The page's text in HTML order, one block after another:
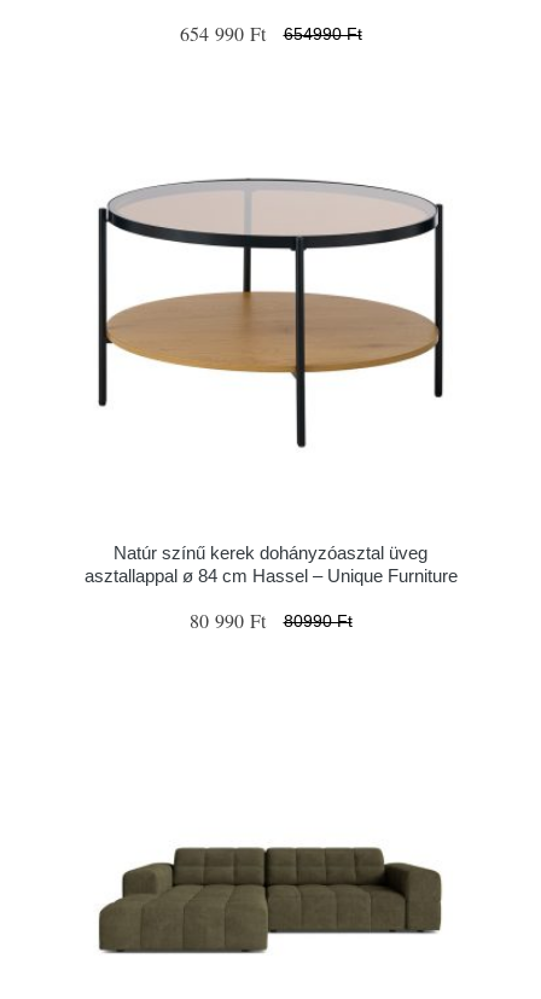
654 990 Ft 654990 Ft
Natúr színű kerek dohányzóasztal üveg
asztallappal ø 84 cm Hassel – Unique Furniture
80 990 Ft 80990 Ft